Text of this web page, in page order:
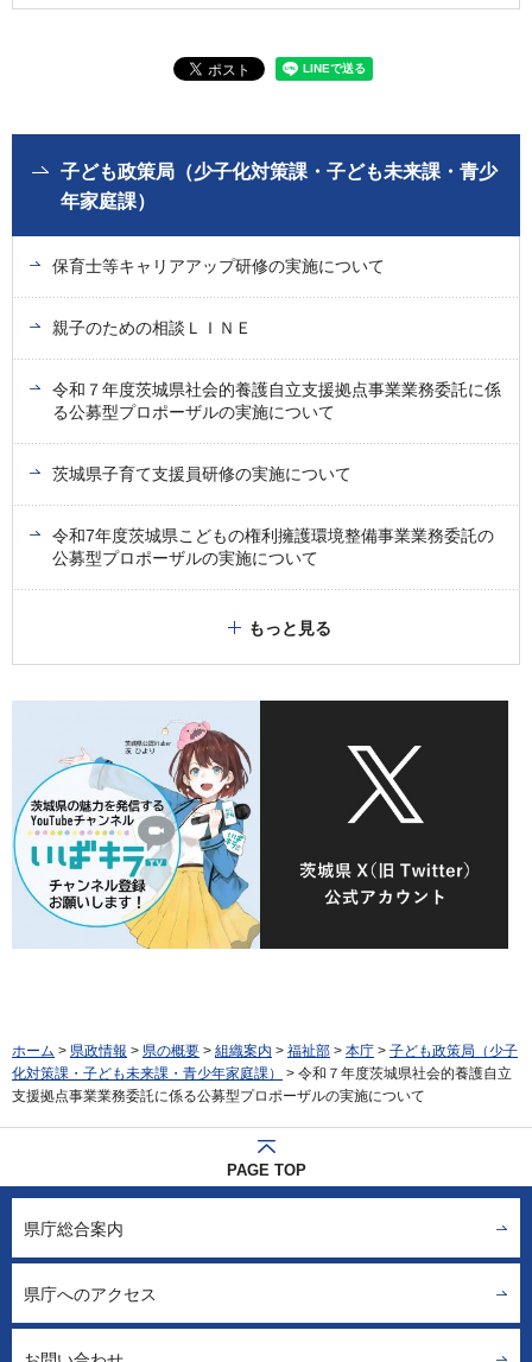
子ども政策局（少子化対策課・子ども未来課・青少
年家庭課）
保育士等キャリアアップ研修の実施について
親子のための相談ＬＩＮＥ
令和７年度茨城県社会的養護自立支援拠点事業業務委託に係
る公募型プロポーザルの実施について
茨城県子育て支援員研修の実施について
令和7年度茨城県こどもの権利擁護環境整備事業業務委託の
公募型プロポーザルの実施について
もっと見る
ホーム > 県政情報 > 県の概要 > 組織案内 > 福祉部 > 本庁 > 子ども政策局（少子
化対策課・子ども未来課・青少年家庭課）
> 令和７年度茨城県社会的養護自立
支援拠点事業業務委託に係る公募型プロポーザルの実施について
PAGE TOP
県庁総合案内
県庁へのアクセス